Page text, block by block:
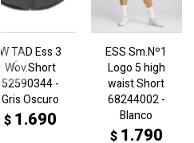
W TAD Ess 3
Wov.Short
52590344 -
Gris Oscuro
$ 1.690
ESS Sm.Nº1
Logo 5 high
waist Short
68244002 -
Blanco
$ 1.790